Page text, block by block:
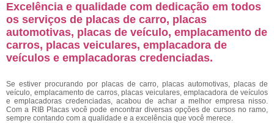
Excelência e qualidade com dedicação em todos
os serviços de placas de carro, placas
automotivas, placas de veículo, emplacamento de
carros, placas veiculares, emplacadora de
veículos e emplacadoras credenciadas.
Se estiver procurando por placas de carro, placas automotivas, placas de
veículo, emplacamento de carros, placas veiculares, emplacadora de veículos
e emplacadoras credenciadas, acabou de achar a melhor empresa nisso.
Com a RIB Placas você pode encontrar diversas opções de cursos no ramo,
sempre contando com a qualidade e a excelência que você merece.